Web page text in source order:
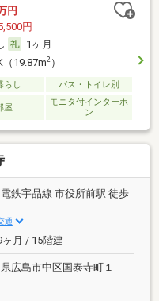
円
円
1ヶ月
（19.87m2）
らし バス・トイレ別
屋
モニタ付インターホ
ン
鉄宇品線 市役所前駅 徒歩
通
月 / 15階建
広島市中区国泰寺町１